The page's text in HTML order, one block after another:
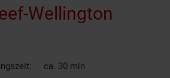
Wellington
ca. 30 min